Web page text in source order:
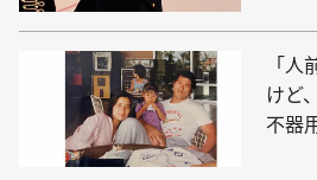
「
けど
不器